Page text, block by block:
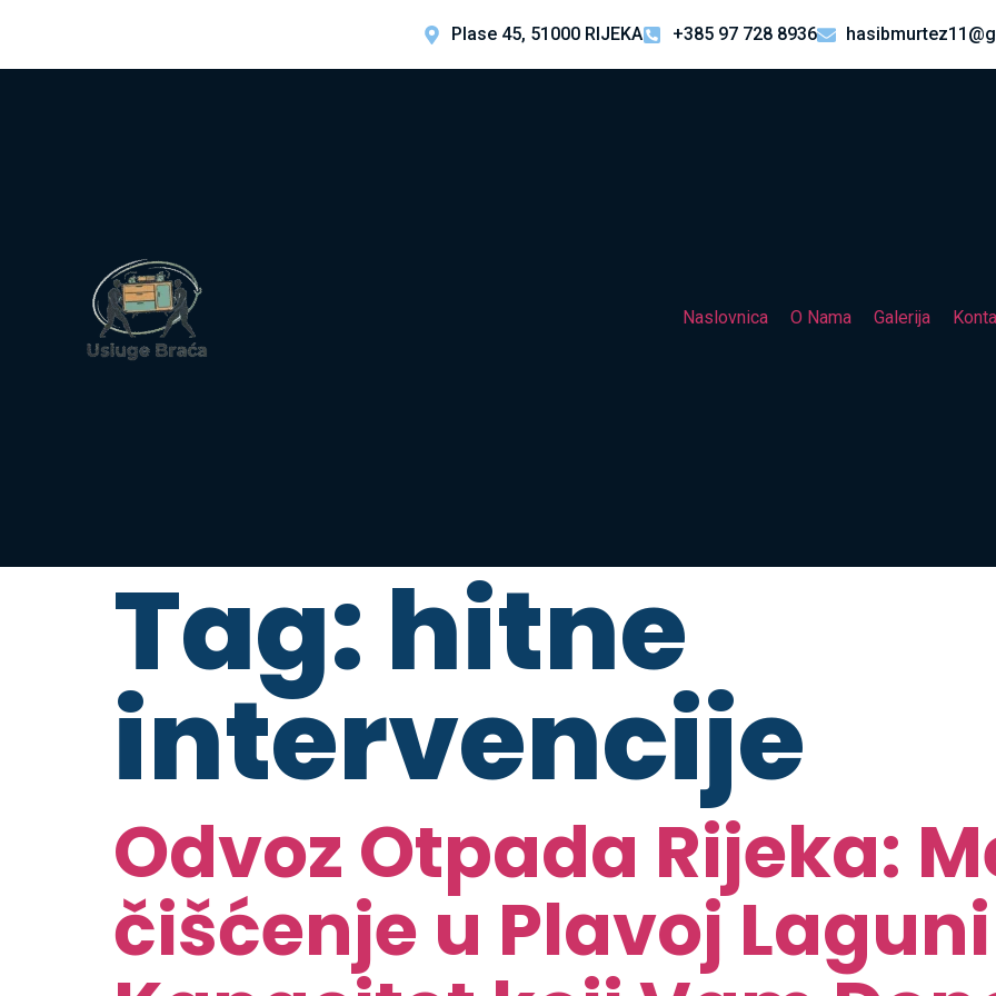
Plase 45, 51000 RIJEKA +385 97 728 8936
Naslovnica O Nama Galerija
Tag: hitne
intervencije
Odvoz Otpada Rijeka:
čišćenje u Plavoj